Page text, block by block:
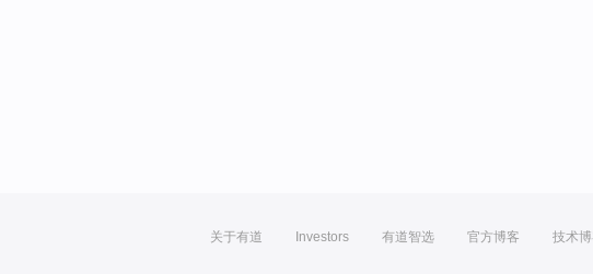
关于有道 Investors 有道智选 官方博客 技术